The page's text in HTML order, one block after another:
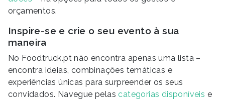
orçamentos.
Inspire-se e crie o seu evento à sua
maneira
No Foodtruck.pt não encontra apenas uma lista –
encontra ideias, combinações temáticas e
experiências únicas para surpreender os seus
convidados. Navegue pelascategorias disponíveis e